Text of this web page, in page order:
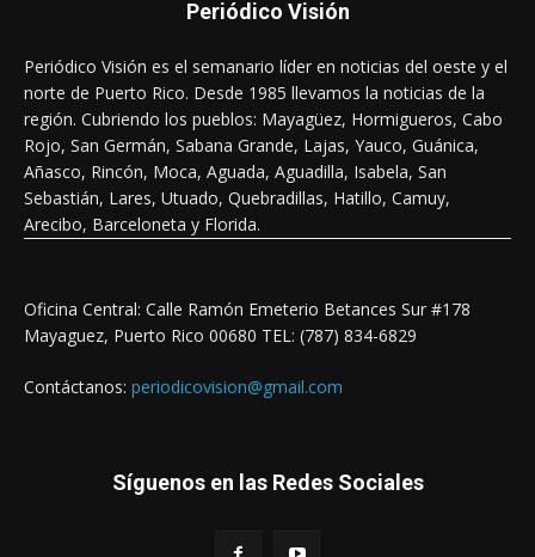
Periódico Visión
Periódico Visión es el semanario líder en noticias del oeste y el
norte de Puerto Rico. Desde 1985 llevamos la noticias de la
región. Cubriendo los pueblos: Mayagüez, Hormigueros, Cabo
Rojo, San Germán, Sabana Grande, Lajas, Yauco, Guánica,
Añasco, Rincón, Moca, Aguada, Aguadilla, Isabela, San
Sebastián, Lares, Utuado, Quebradillas, Hatillo, Camuy,
Arecibo, Barceloneta y Florida.
Oficina Central: Calle Ramón Emeterio Betances Sur #178
Mayaguez, Puerto Rico 00680 TEL: (787) 834-6829
Contáctanos: periodicovision@gmail.com
Síguenos en las Redes Sociales